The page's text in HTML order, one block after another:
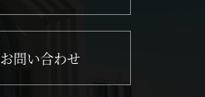
お問い合わせ